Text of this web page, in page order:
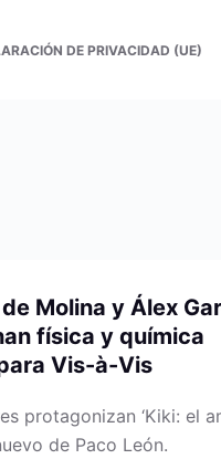
DE PRIVACIDAD (UE)
Molina y Álex
física y química
Vis-à-Vis
protagonizan ‘Kiki: el
de Paco León.